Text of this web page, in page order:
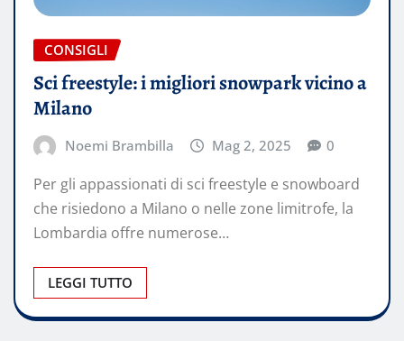
CONSIGLI
Sci freestyle: i migliori snowpark vicino a
Milano
Noemi Brambilla Mag 2, 2025 0
Per gli appassionati di sci freestyle e snowboard
che risiedono a Milano o nelle zone limitrofe, la
Lombardia offre numerose…
LEGGI TUTTO